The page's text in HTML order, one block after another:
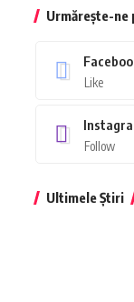
Urmărește-ne
Like
Follow
Ultimele Știri